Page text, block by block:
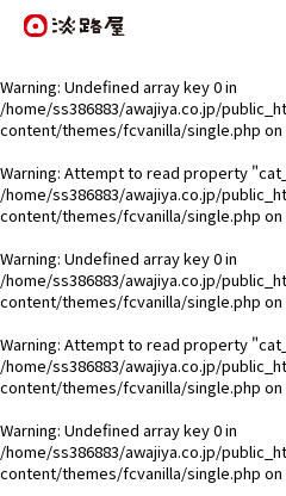
Warning: Undefined array key 0 in
/home/ss386883/awajiya.co.jp/
content/themes/fcvanilla/single.php on
Warning: Attempt to read property
/home/ss386883/awajiya.co.jp/
content/themes/fcvanilla/single.php on
Warning: Undefined array key 0 in
/home/ss386883/awajiya.co.jp/
content/themes/fcvanilla/single.php on
Warning: Attempt to read property
/home/ss386883/awajiya.co.jp/
content/themes/fcvanilla/single.php on
Warning: Undefined array key 0 in
/home/ss386883/awajiya.co.jp/
content/themes/fcvanilla/single.php on